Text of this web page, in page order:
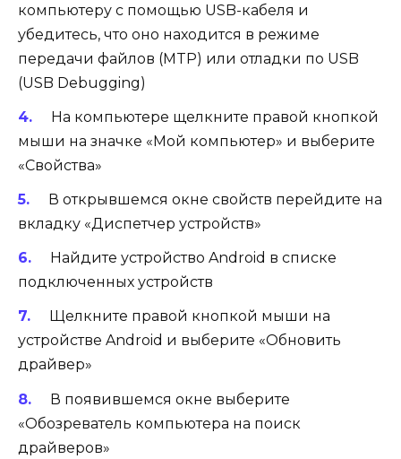
компьютеру с помощью USB-кабеля и
убедитесь, что оно находится в режиме
передачи файлов (MTP) или отладки по USB
(USB Debugging)
На компьютере щелкните правой кнопкой
мыши на значке «Мой компьютер» и выберите
«Свойства»
В открывшемся окне свойств перейдите на
вкладку «Диспетчер устройств»
Найдите устройство Android в списке
подключенных устройств
Щелкните правой кнопкой мыши на
устройстве Android и выберите «Обновить
драйвер»
В появившемся окне выберите
«Обозреватель компьютера на поиск
драйверов»